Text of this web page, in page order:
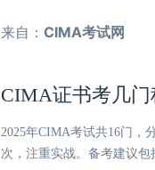
来自： CIMA考试网
CIMA证书考几门
2025年CIMA考试共16门，
次，注重实战。备考建议